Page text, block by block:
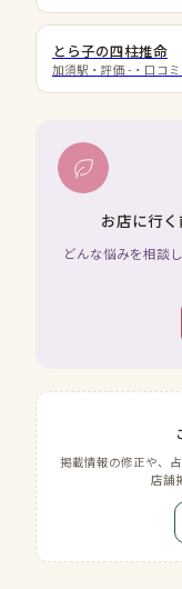
とら子の四柱推命
加須駅 ・評価 - ・口コミ
お店に行
どんな悩みを相談
掲載情報の修正や、
店舗